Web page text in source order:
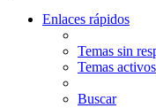
Enlaces rápidos
Temas sin
Temas activos
Buscar